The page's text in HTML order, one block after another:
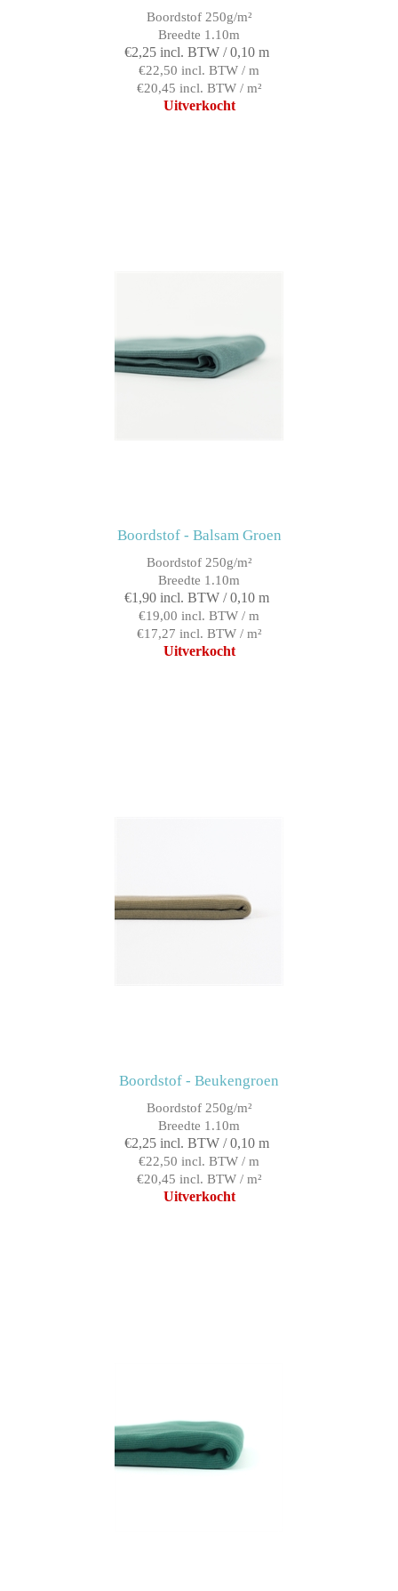
Boordstof 250g/m²
Breedte 1.10m
€2,25 incl. BTW / 0,10 m
€22,50 incl. BTW / m
€20,45 incl. BTW / m²
Uitverkocht
Boordstof - Balsam Groen
Boordstof 250g/m²
Breedte 1.10m
€1,90 incl. BTW / 0,10 m
€19,00 incl. BTW / m
€17,27 incl. BTW / m²
Uitverkocht
Boordstof - Beukengroen
Boordstof 250g/m²
Breedte 1.10m
€2,25 incl. BTW / 0,10 m
€22,50 incl. BTW / m
€20,45 incl. BTW / m²
Uitverkocht